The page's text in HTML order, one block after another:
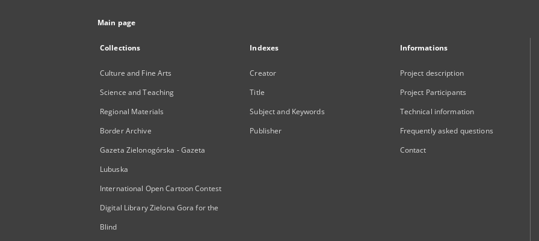
Main page
Collections
Culture and Fine Arts
Science and Teaching
Regional Materials
Border Archive
Gazeta Zielonogórska - Gazeta
Lubuska
International Open Cartoon Contest
Digital Library Zielona Gora for the
Blind
Indexes
Creator
Title
Subject and Keywords
Publisher
Informations
Project description
Project Participants
Technical information
Frequently asked questions
Contact